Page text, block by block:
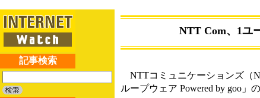
記事検索
NTT Com、1ユ
NTTコミュニケーションズ（
ループウェア Powered by goo」